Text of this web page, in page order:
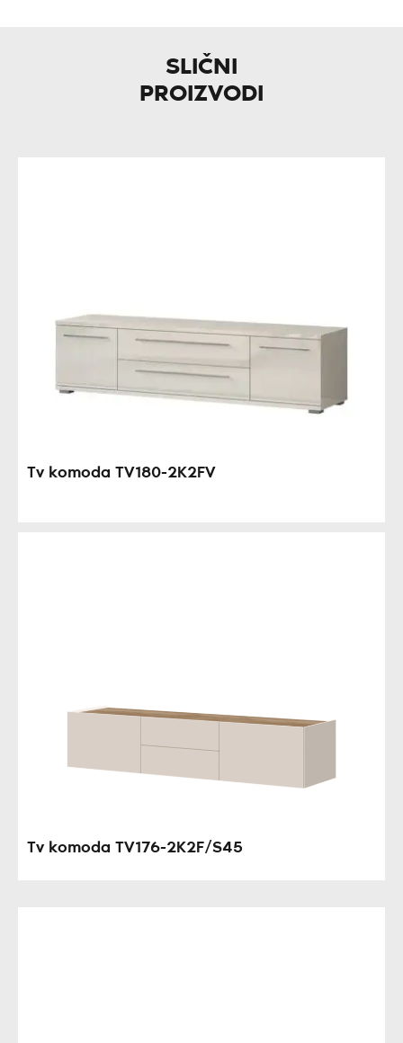
SLIČNI
PROIZVODI
Tv komoda TV180-2K2FV
Tv komoda TV176-2K2F/S45